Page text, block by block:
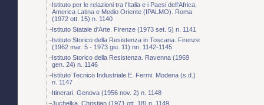
Istituto per le relazioni tra l'Italia e i Paesi dell'Africa,
America Latina e Medio Oriente (IPALMO). Roma
(1972 ott. 15) n. 1140
Istituto Statale d'Arte. Firenze (1973 set. 5) n. 1141
Istituto Storico della Resistenza in Toscana. Firenze
(1962 mar. 5 - 1973 giu. 11) nn. 1142-1145
Istituto Storico della Resistenza. Ravenna (1969
gen. 24) n. 1146
Istituto Tecnico Industriale E. Fermi. Modena (s.d.)
n. 1147
Itinerari. Genova (1956 nov. 2) n. 1148
Juchelka, Christian (1971 ott. 18) n. 1149